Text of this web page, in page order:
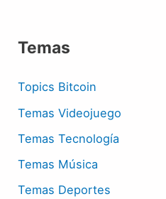
Temas
Topics Bitcoin
Temas Videojuego
Temas Tecnología
Temas Música
Temas Deportes